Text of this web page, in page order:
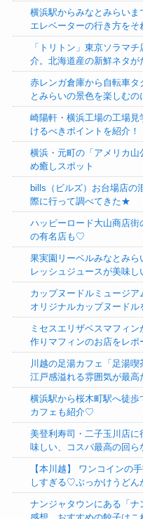
横浜駅からみなとみらい
エレベーターの行き方をそ
「トリトン」東京ソラマ
介。北海道産の新鮮ネタが
赤レンガ倉庫から自転車
とみらいの景色を楽しむ
崎陽軒・横浜工場の工場
けるべきポイントを紹介！
横浜・元町の「アメリカ
め癒しスポット
bills（ビルズ）お台場店の
際に行って調べてきた★
ハッピーロード大山商店
の有名店も♡
果実園リーベルみなとみ
レッシュジュースが美味
カップヌードルミュージ
オリジナルカップヌードル
ミセスエリザベスマフィ
作りマフィンのお店をレ
川越の足湯カフェ「足湯
江戸感溢れる雰囲気が最
横浜駅から桜木町駅へ徒
カフェも紹介♡
美登利寿司・二子玉川店
味しい、コスパ最高の回
【本川越】 ワンコインの
しすぎる♡ぶっかけうどん
ナンジャタウンにある「